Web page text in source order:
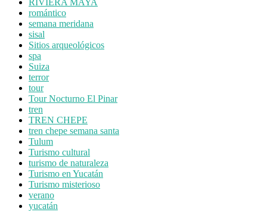
RIVIERA MAYA
romántico
semana meridana
sisal
Sitios arqueológicos
spa
Suiza
terror
tour
Tour Nocturno El Pinar
tren
TREN CHEPE
tren chepe semana santa
Tulum
Turismo cultural
turismo de naturaleza
Turismo en Yucatán
Turismo misterioso
verano
yucatán